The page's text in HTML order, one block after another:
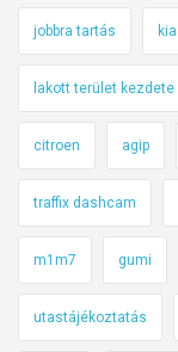
jobbra tartás kia
lakott terület kezdete
citroen agip
traffix dashcam
m1m7 gumi
utastájékoztatás